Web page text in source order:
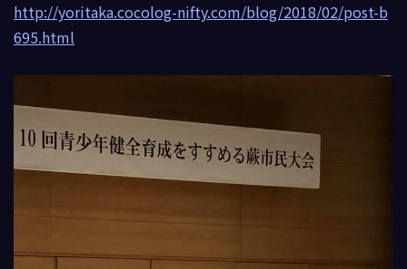
http://yoritaka.cocolog-nifty.com/blog/2018/02/post-b
695.html